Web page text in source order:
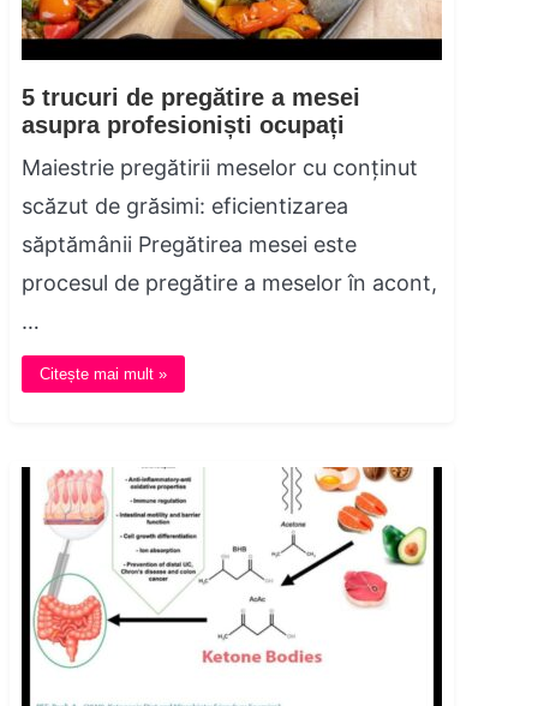
5 trucuri de pregătire a mesei
asupra profesioniști ocupați
Maiestrie pregătirii meselor cu conținut
scăzut de grăsimi: eficientizarea
săptămânii Pregătirea mesei este
procesul de pregătire a meselor în acont,
…
Citește mai mult »